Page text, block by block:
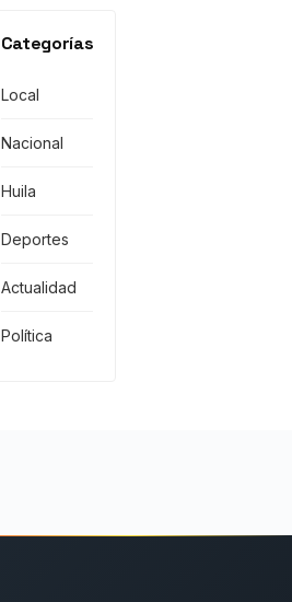
Categorías
Local
Nacional
Huila
Deportes
Actualidad
Política